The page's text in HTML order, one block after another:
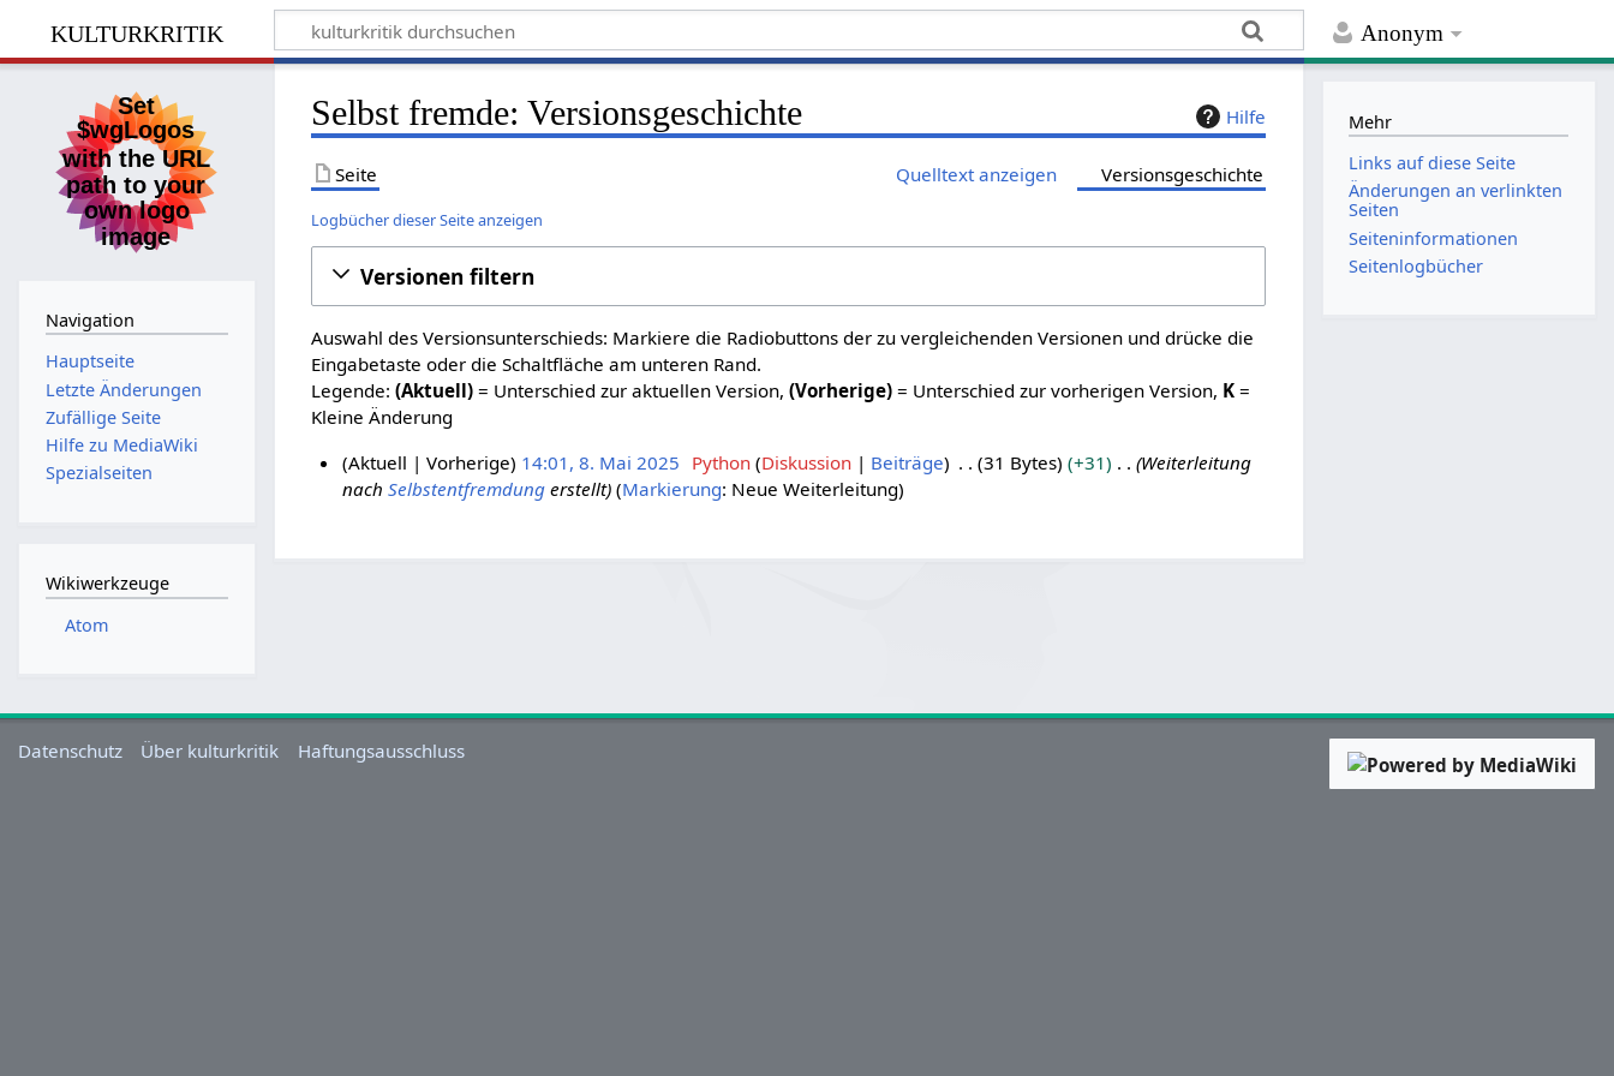
Anonym
kulturkritik
Hilfe
Selbst fremde: Versionsgeschichte
Seite Quelltext anzeigen Versionsgeschichte
Logbücher dieser Seite anzeigen
Versionen filtern
Auswahl des Versionsunterschieds: Markiere die Radiobuttons der zu vergleichenden Versionen und drücke die
Eingabetaste oder die Schaltfläche am unteren Rand.
Legende:(Aktuell) = Unterschied zur aktuellen Version,(Vorherige) = Unterschied zur vorherigen Version, K =
Kleine Änderung
5
Aktuell Vorherige 14:01, 8. Mai 2025 Python Diskussion Beiträge 31 Bytes +31
Weiterleitung
nach Selbstentfremdungerstellt Markierung: Neue Weiterleitung
Navigation
Hauptseite
Letzte Änderungen
Zufällige Seite
Hilfe zu MediaWiki
Spezialseiten
Wikiwerkzeuge
Atom
Mehr
Links auf diese Seite
Änderungen an verlinkten
Seiten
Seiten­­informationen
Seitenlogbücher
Datenschutz Über kulturkritik Haftungsausschluss